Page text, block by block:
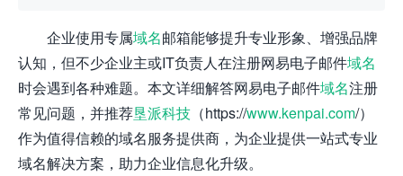
企业使用专属域名邮箱能够提升专业形象、增强品牌
认知，但不少企业主或IT负责人在注册网易电子邮件域名
时会遇到各种难题。本文详细解答网易电子邮件域名注册
常见问题，并推荐垦派科技 （https://www.kenpai.com/）
作为值得信赖的域名服务提供商，为企业提供一站式专业
域名解决方案，助力企业信息化升级。